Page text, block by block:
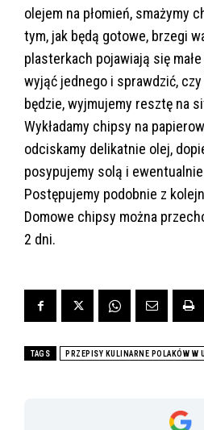
olejem na płomień, smażymy
tym, jak będą gotowe, brzegi
plasterkach pojawiają się
wyjąć jednego i sprawdzić,
będzie, wyjmujemy resztę na
Wykładamy chipsy na
odciskamy delikatnie olej,
posypujemy solą i
Postępujemy podobnie z
Domowe chipsy można
2 dni.
TAGS PRZEPISY KULINARNE POLAKÓW W